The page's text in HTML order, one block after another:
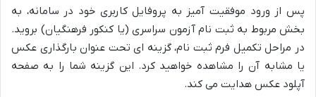
پس از ورود موفقیت آمیز به پروفایل کاربری خود در سامانه، به
بخش مربوط به ثبت نام آزمون سراسری (یا کنکور فرهنگیان) بروید.
در مراحل تکمیل فرم ثبت نام، گزینه ای تحت عنوان بارگذاری عکس
یا مشابه آن را مشاهده خواهید کرد. این گزینه شما را به صفحه
آپلود عکس هدایت می کند.